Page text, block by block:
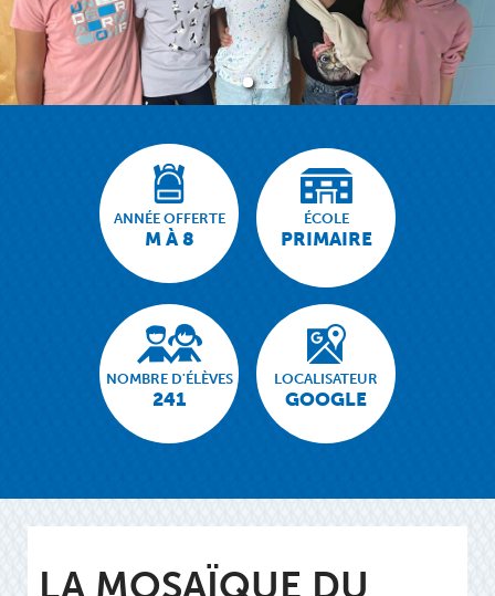
ANNÉE OFFERTE
M À 8
ÉCOLE
PRIMAIRE
NOMBRE D'ÉLÈVES
241
LOCALISATEUR
GOOGLE
LA MOSAÏQUE DU